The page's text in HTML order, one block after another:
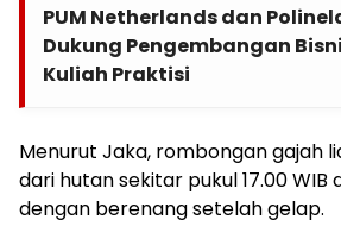
PUM Netherlands dan
Dukung Pengembangan
Kuliah Praktisi
Menurut Jaka, rombongan gajah
dari hutan sekitar pukul 17.00
dengan berenang setelah gelap.